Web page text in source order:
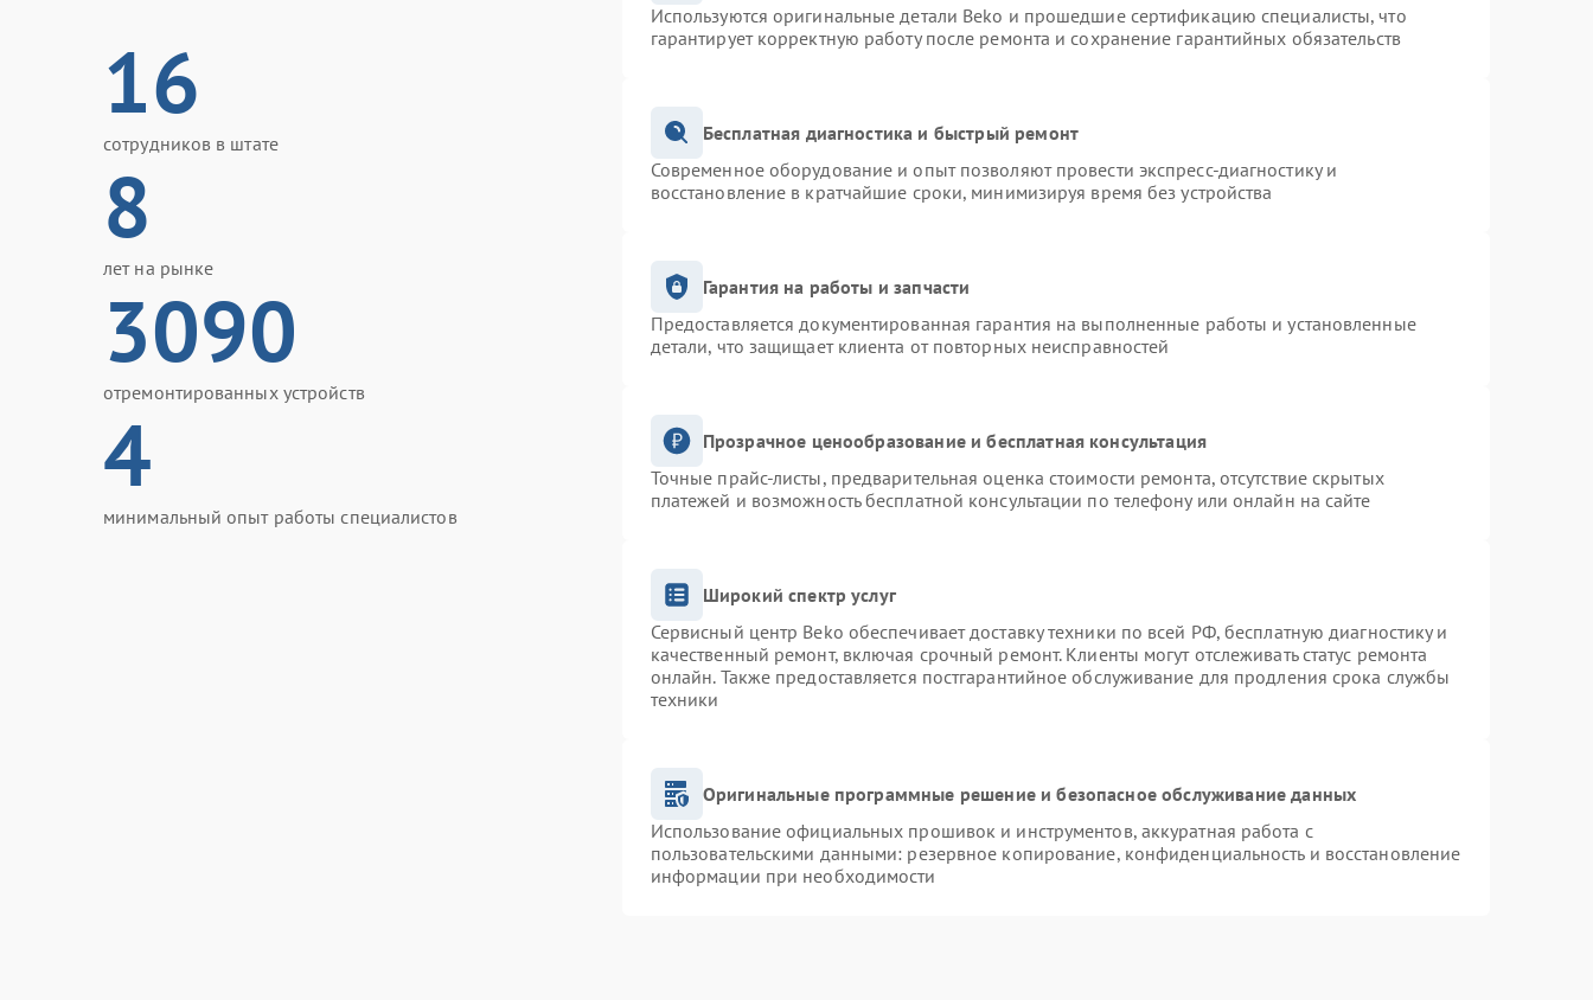
16
сотрудников в штате
8
лет на рынке
3090
отремонтированных устройств
4
минимальный опыт работы специалистов
Используются оригинальные детали Beko и прошедшие сертификацию специалисты, что
гарантирует корректную работу после ремонта и сохранение гарантийных обязательств
Бесплатная диагностика и быстрый ремонт
Современное оборудование и опыт позволяют провести экспресс-диагностику и
восстановление в кратчайшие сроки, минимизируя время без устройства
Гарантия на работы и запчасти
Предоставляется документированная гарантия на выполненные работы и установленные
детали, что защищает клиента от повторных неисправностей
Прозрачное ценообразование и бесплатная консультация
Точные прайс-листы, предварительная оценка стоимости ремонта, отсутствие скрытых
платежей и возможность бесплатной консультации по телефону или онлайн на сайте
Широкий спектр услуг
Сервисный центр Beko обеспечивает доставку техники по всей РФ, бесплатную диагностику и
качественный ремонт, включая срочный ремонт. Клиенты могут отслеживать статус ремонта
онлайн. Также предоставляется постгарантийное обслуживание для продления срока службы
техники
Оригинальные программные решение и безопасное обслуживание данных
Использование официальных прошивок и инструментов, аккуратная работа с
пользовательскими данными: резервное копирование, конфиденциальность и восстановление
информации при необходимости